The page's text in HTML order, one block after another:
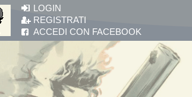
LOGIN
REGISTRATI
ACCEDI CON FACEBOOK